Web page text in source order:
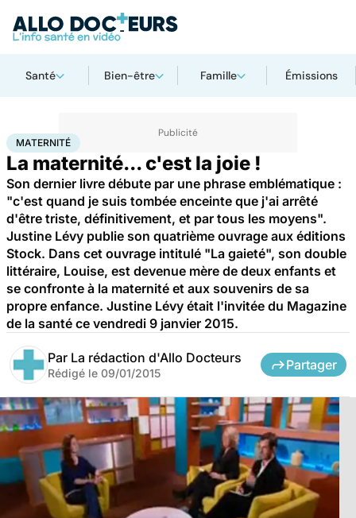
Santé Bien-être Famille Émissions
AccueilSanté Maternité
MATERNITÉ
La maternité... c'est la joie !
Son dernier livre débute par une phrase emblématique :
"c'est quand je suis tombée enceinte que j'ai arrêté
d'être triste, définitivement, et par tous les moyens".
Justine Lévy publie son quatrième ouvrage aux éditions
Stock. Dans cet ouvrage intitulé "La gaieté", son double
littéraire, Louise, est devenue mère de deux enfants et
se confronte à la maternité et aux souvenirs de sa
propre enfance. Justine Lévy était l'invitée du Magazine
de la santé ce vendredi 9 janvier 2015.
Par La rédaction d'Allo Docteurs
Rédigé le 09/01/2015
Partager